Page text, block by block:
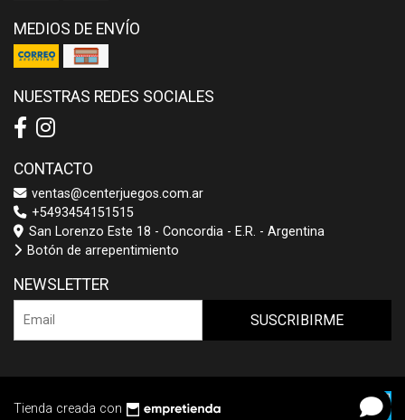
MEDIOS DE ENVÍO
NUESTRAS REDES SOCIALES
CONTACTO
ventas@centerjuegos.com.ar
+5493454151515
San Lorenzo Este 18 - Concordia - E.R. - Argentina
Botón de arrepentimiento
NEWSLETTER
SUSCRIBIRME
Tienda creada con